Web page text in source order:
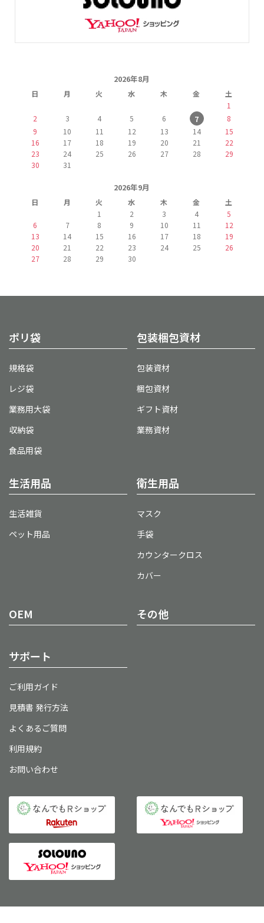
2026年8月
日 月 火 水 木 金
土
1
2
3 4 5 6 7
8
9
10 11 12 13 14
15
16
17 18 19 20 21
22
23
24 25 26 27 28
29
30
31
2026年9月
日 月 火 水 木 金
土
1
2 3 4
5
6
7 8 9 10 11
12
13
14 15 16 17 18
19
20
21 22 23 24 25
26
27
28 29 30
ポリ袋
規格袋
レジ袋
業務用大袋
収納袋
食品用袋
包装梱包資材
包装資材
梱包資材
ギフト資材
業務資材
生活用品
生活雑貨
ペット用品
衛生用品
マスク
手袋
カウンタークロス
カバー
OEM その他
サポート
ご利用ガイド
見積書 発行方法
よくあるご質問
利用規約
お問い合わせ